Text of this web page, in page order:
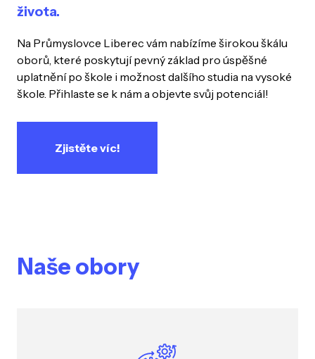
života.
Na Průmyslovce Liberec vám nabízíme širokou škálu
oborů, které poskytují pevný základ pro úspěšné
uplatnění po škole i možnost dalšího studia na vysoké
škole. Přihlaste se k nám a objevte svůj potenciál!
Zjistěte víc!
Naše obory